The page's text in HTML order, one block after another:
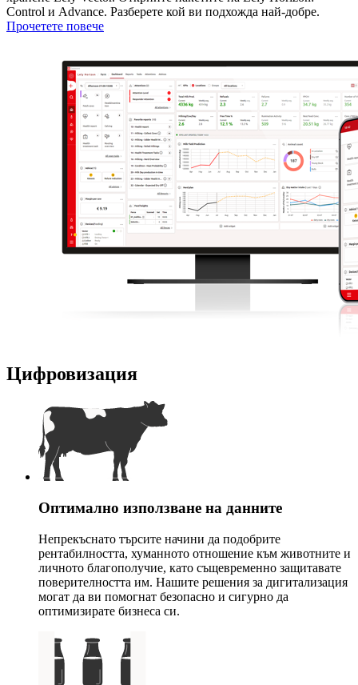
Control и Advance. Разберете кой ви подхожда най-добре.
Прочетете повече
Цифровизация
Оптимално използване на данните
Непрекъснато търсите начини да подобрите
рентабилността, хуманното отношение към животните и
личното благополучие, като същевременно защитавате
поверителността им. Нашите решения за дигитализация
могат да ви помогнат безопасно и сигурно да
оптимизирате бизнеса си.